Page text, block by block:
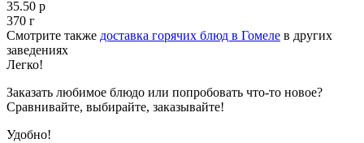
35.50 р
370 г
Смотрите также доставка горячих блюд в Гомеле в других
заведениях
Легко!
Заказать любимое блюдо или попробовать что-то новое?
Сравнивайте, выбирайте, заказывайте!
Удобно!